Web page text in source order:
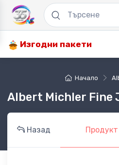
Изгодни пакети
Начало
Albert Michler Fine
Назад Продукт